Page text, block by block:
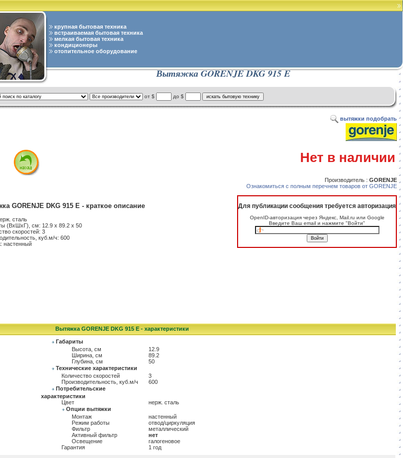
крупная бытовая техника
встраиваемая бытовая техника
мелкая бытовая техника
кондиционеры
отопительное оборудование
Вытяжка GORENJE DKG 915 E
от $ до $
вытяжки подобрать
Нет в наличии
Производитель : GORENJE
Ознакомиться с полным перечнем товаров от GORENJE
Для публикации сообщения требуется авторизация
OpenID-авторизация через Яндекс, Mail.ru или Google
Введите Ваш email и нажмите "Войти"
GORENJE DKG 915 E - краткое описание
сталь
(ВxШxГ), см: 12.9 x 89.2 x 50
скоростей: 3
куб.м/ч: 600
настенный
Вытяжка GORENJE DKG 915 E - характеристики
Габариты
Высота, см
12.9
Ширина, см
89.2
Глубина, см
50
Технические характеристики
Количество скоростей
3
Производительность, куб.м/ч
600
Потребительские
характеристики
Цвет
нерж. сталь
Опции вытяжки
Монтаж
настенный
Режим работы
отвод/циркуляция
Фильтр
металлический
Активный фильтр
нет
Освещение
галогеновое
Гарантия
1 год